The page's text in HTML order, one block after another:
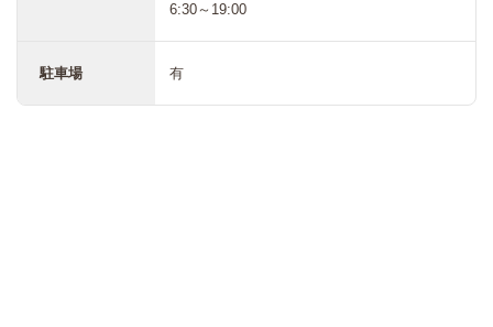
6:30～19:00
駐車場 有